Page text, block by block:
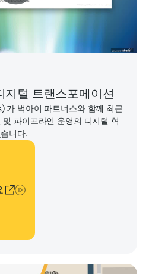
지털 트랜스포메이션
가 벅아이 파트너스와 함께 최근
파이프라인 운영의 디지털 혁
니다.